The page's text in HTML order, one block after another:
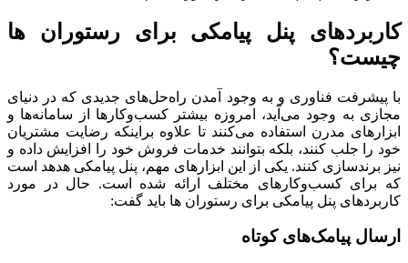
کاربردهای پنل پیامکی برای رستوران ها
چیست؟
با پیشرفت فناوری و به وجود آمدن راه‌حل‌های جدیدی که در دنیای
مجازی به وجود می‌آید، امروزه بیشتر کسب‌و‌کارها از سامانه‌ها و
ابزارهای مدرن استفاده می‌کنند تا علاوه براینکه رضایت مشتریان
خود را جلب کنند، بلکه بتوانند خدمات فروش خود را افزایش داده و
نیز برندسازی کنند. یکی از این ابزارهای مهم، پنل پیامکی هدهد است
که برای کسب‌و‌کارهای مختلف ارائه شده است. حال در مورد
کاربردهای پنل پیامکی برای رستوران ها باید گفت:
ارسال پیامک‌های کوتاه